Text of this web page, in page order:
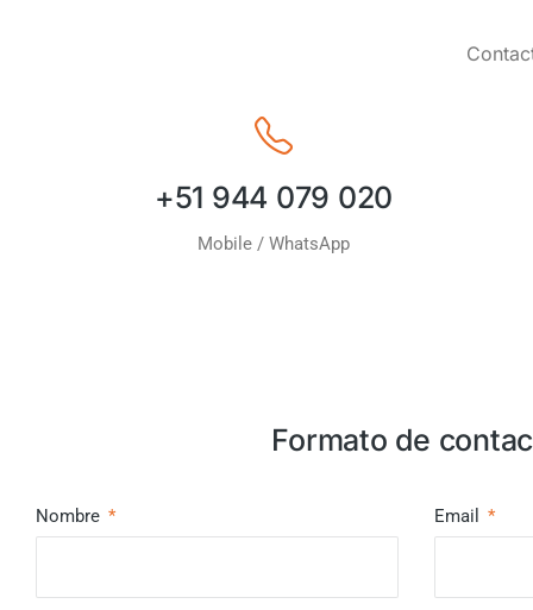
+51 944 079 020
Mobile / WhatsApp
Formato de
Nombre Email